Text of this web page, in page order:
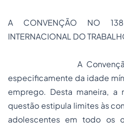
A CONVENÇÃO NO 138
INTERNACIONAL DO
A Convenção no
especificamente da idade
emprego. Desta maneira, a
questão estipula limites às
adolescentes em todo os